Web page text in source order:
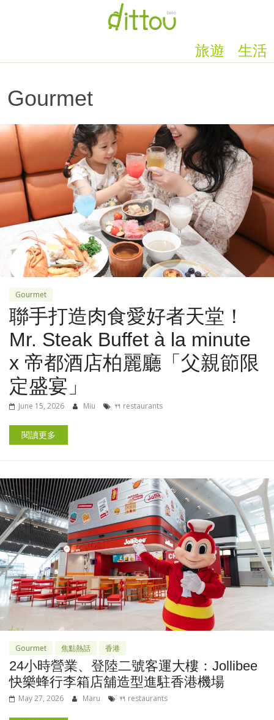
生活
旅遊
Gourmet
Gourmet
聯手打造肉食愛好者天堂！
Mr. Steak Buffet à la minute
x 帝都酒店柏麗廳「⽗親節限
定盛宴」
June 15, 2026 Miu 🍴 restaurants
閱讀更多
Gourmet 焦點熱話 香港
24小時營業、登陸二號客運大樓：Jollibee
快樂蜂行李箱店舖造型進駐香港機場
May 27, 2026 Maru 🍴 restaurants